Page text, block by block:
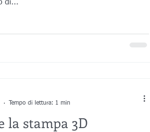
di...
la stampa 3D
Tempo di lettura: 1 min